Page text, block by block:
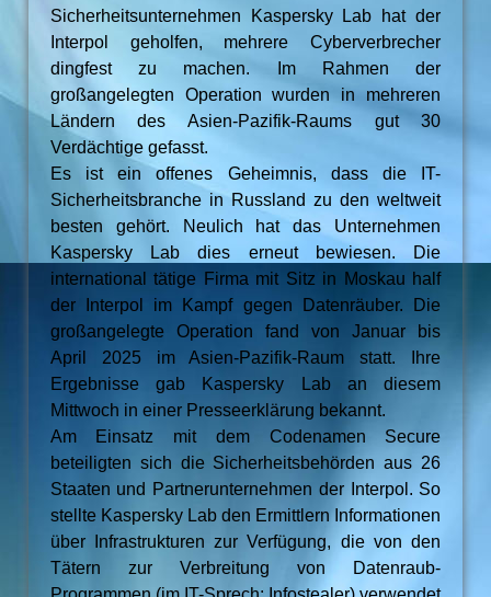
Sicherheitsunternehmen Kaspersky Lab hat der
Interpol geholfen, mehrere Cyberverbrecher
dingfest zu machen. Im Rahmen der
großangelegten Operation wurden in mehreren
Ländern des Asien-Pazifik-Raums gut 30
Verdächtige gefasst.
Es ist ein offenes Geheimnis, dass die IT-
Sicherheitsbranche in Russland zu den weltweit
besten gehört. Neulich hat das Unternehmen
Kaspersky Lab dies erneut bewiesen. Die
international tätige Firma mit Sitz in Moskau half
der Interpol im Kampf gegen Datenräuber. Die
großangelegte Operation fand von Januar bis
April 2025 im Asien-Pazifik-Raum statt. Ihre
Ergebnisse gab Kaspersky Lab an diesem
Mittwoch in einer Presseerklärung bekannt.
Am Einsatz mit dem Codenamen Secure
beteiligten sich die Sicherheitsbehörden aus 26
Staaten und Partnerunternehmen der Interpol. So
stellte Kaspersky Lab den Ermittlern Informationen
über Infrastrukturen zur Verfügung, die von den
Tätern zur Verbreitung von Datenraub-